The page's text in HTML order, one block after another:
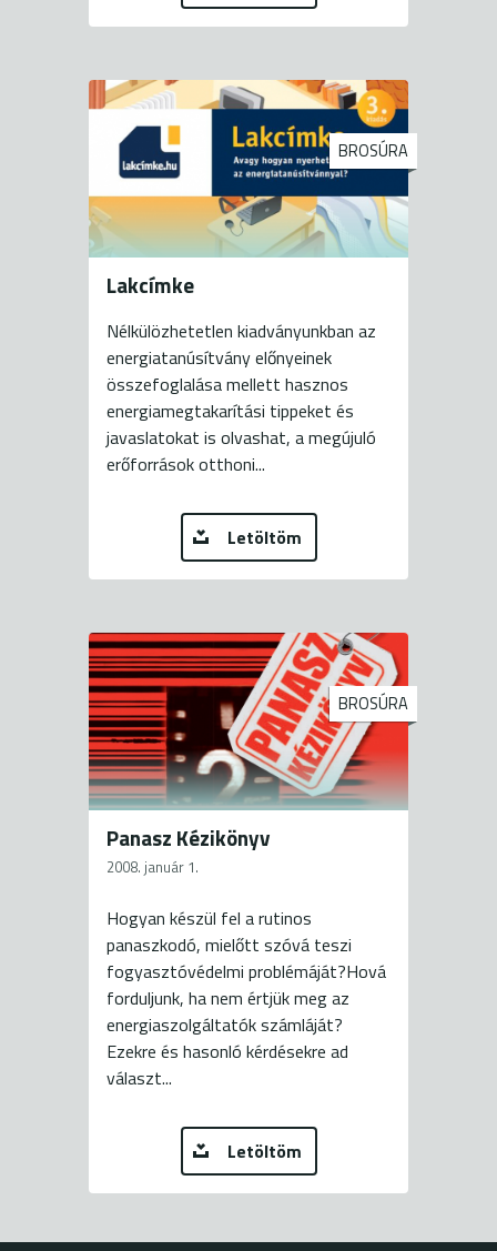
BROSÚRA
Lakcímke
Nélkülözhetetlen kiadványunkban az
energiatanúsítvány előnyeinek
összefoglalása mellett hasznos
energiamegtakarítási tippeket és
javaslatokat is olvashat, a megújuló
erőforrások otthoni...
Letöltöm
BROSÚRA
Panasz Kézikönyv
2008. január 1.
Hogyan készül fel a rutinos
panaszkodó, mielőtt szóvá teszi
fogyasztóvédelmi problémáját?Hová
forduljunk, ha nem értjük meg az
energiaszolgáltatók számláját?
Ezekre és hasonló kérdésekre ad
választ...
Letöltöm